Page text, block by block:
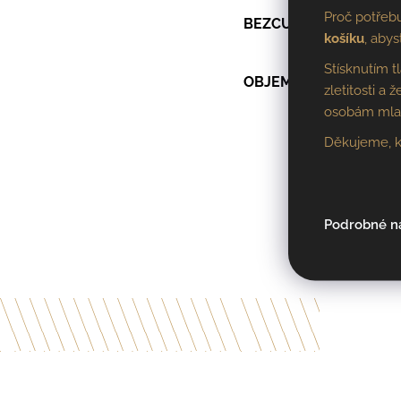
Proč
košíku,
Stísknutím
zletitosti a
osobám
Děkujeme,
Podrobné
BEZCUKERNÝ
OBJEM LAHVE